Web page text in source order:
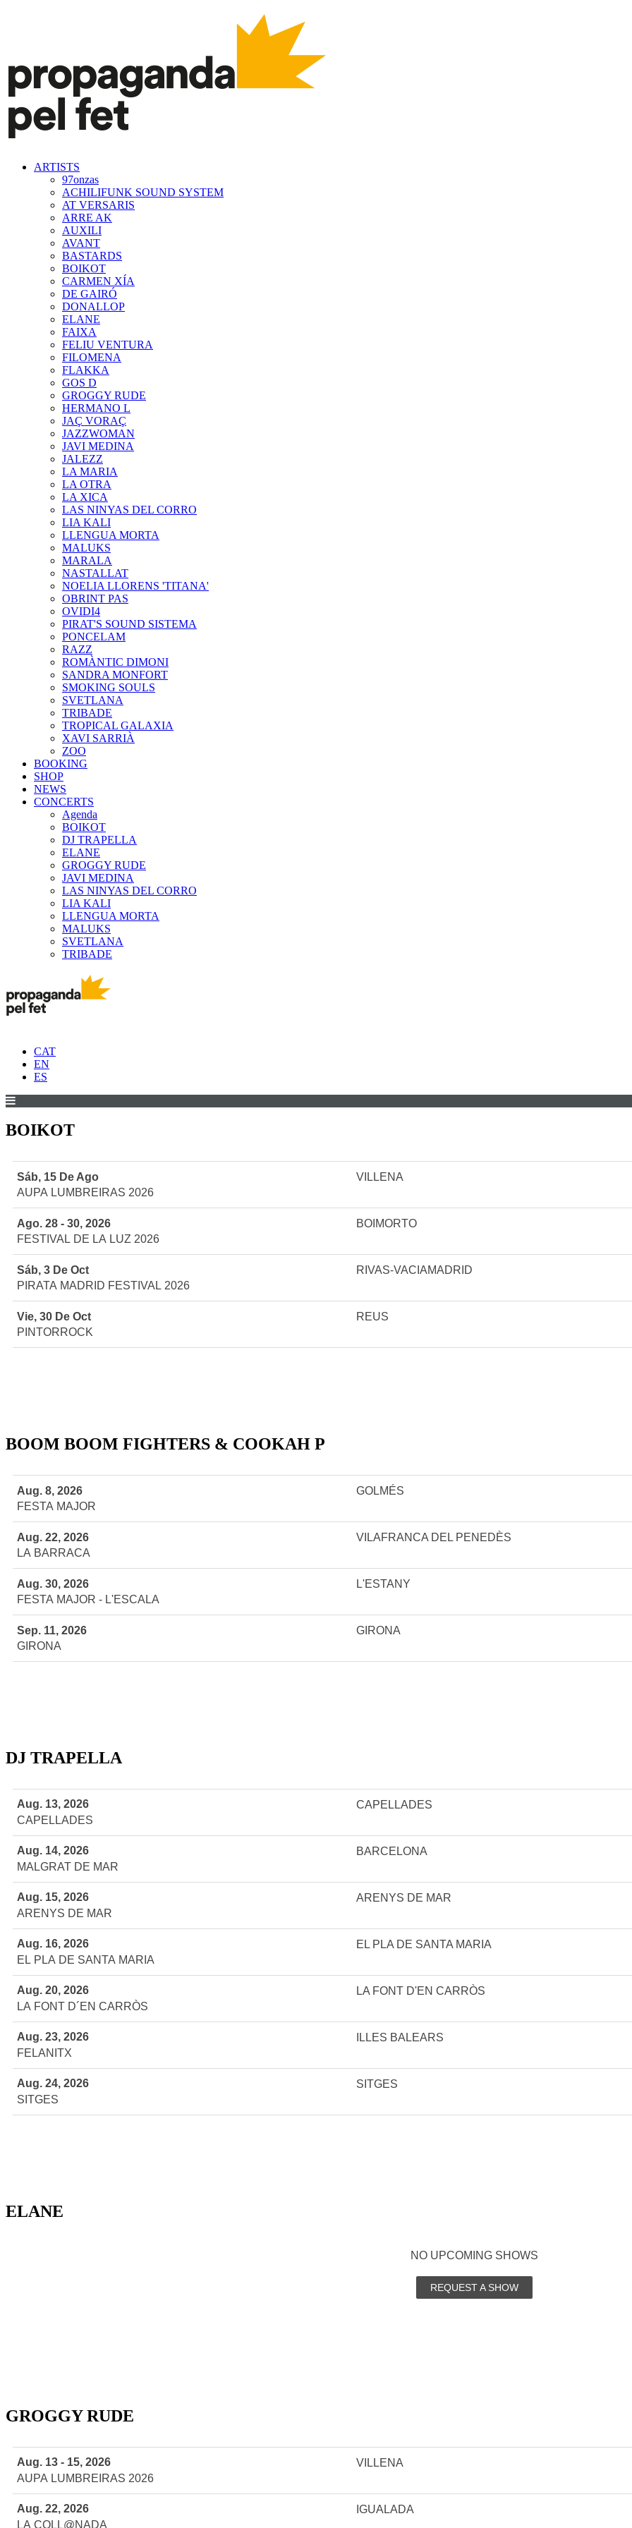
ARTISTS
97onzas
ACHILIFUNK SOUND SYSTEM
AT VERSARIS
ARRE AK
AUXILI
AVANT
BASTARDS
BOIKOT
CARMEN XÍA
DE GAIRÓ
DONALLOP
ELANE
FAIXA
FELIU VENTURA
FILOMENA
FLAKKA
GOS D
GROGGY RUDE
HERMANO L
JAÇ VORAÇ
JAZZWOMAN
JAVI MEDINA
JALEZZ
LA MARIA
LA OTRA
LA XICA
LAS NINYAS DEL CORRO
LIA KALI
LLENGUA MORTA
MALUKS
MARALA
NASTALLAT
NOELIA LLORENS 'TITANA'
OBRINT PAS
OVIDI4
PIRAT'S SOUND SISTEMA
PONCELAM
RAZZ
ROMÀNTIC DIMONI
SANDRA MONFORT
SMOKING SOULS
SVETLANA
TRIBADE
TROPICAL GALAXIA
XAVI SARRIÀ
ZOO
BOOKING
SHOP
NEWS
CONCERTS
Agenda
BOIKOT
DJ TRAPELLA
ELANE
GROGGY RUDE
JAVI MEDINA
LAS NINYAS DEL CORRO
LIA KALI
LLENGUA MORTA
MALUKS
SVETLANA
TRIBADE
CAT
EN
ES
BOIKOT
Sáb, 15 De Ago
VILLENA
AUPA LUMBREIRAS 2026
Ago. 28 - 30, 2026
BOIMORTO
FESTIVAL DE LA LUZ 2026
Sáb, 3 De Oct
RIVAS-VACIAMADRID
PIRATA MADRID FESTIVAL 2026
Vie, 30 De Oct
REUS
PINTORROCK
BOOM BOOM FIGHTERS & COOKAH P
Aug. 8, 2026
GOLMÉS
FESTA MAJOR
Aug. 22, 2026
VILAFRANCA DEL PENEDÈS
LA BARRACA
Aug. 30, 2026
L'ESTANY
FESTA MAJOR - L'ESCALA
Sep. 11, 2026
GIRONA
GIRONA
DJ TRAPELLA
Aug. 13, 2026
CAPELLADES
CAPELLADES
Aug. 14, 2026
BARCELONA
MALGRAT DE MAR
Aug. 15, 2026
ARENYS DE MAR
ARENYS DE MAR
Aug. 16, 2026
EL PLA DE SANTA MARIA
EL PLA DE SANTA MARIA
Aug. 20, 2026
LA FONT D'EN CARRÒS
LA FONT D´EN CARRÒS
Aug. 23, 2026
ILLES BALEARS
FELANITX
Aug. 24, 2026
SITGES
SITGES
ELANE
NO UPCOMING SHOWS
REQUEST A SHOW
GROGGY RUDE
Aug. 13 - 15, 2026
VILLENA
AUPA LUMBREIRAS 2026
Aug. 22, 2026
IGUALADA
LA COLL@NADA